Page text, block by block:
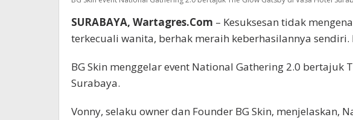
SURABAYA, Wartagres.Com – Kesuksesan tidak
terkecuali wanita, berhak meraih keberhasilannya sendiri.
BG Skin menggelar event National Gathering 2.0 bertajuk
Surabaya.
Vonny, selaku owner dan Founder BG Skin, menjelaskan,